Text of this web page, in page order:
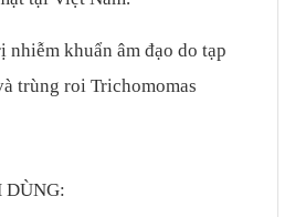
khuẩn âm đạo do tạp
trùng roi Trichomomas
DÙNG: